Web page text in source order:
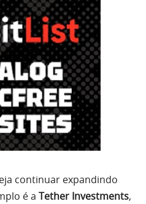
continuar expandindo
é a Tether Investments,